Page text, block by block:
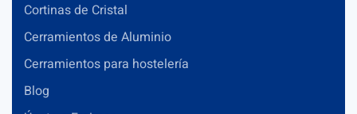
Cortinas de Cristal
Cerramientos de Aluminio
Cerramientos para hostelería
Blog